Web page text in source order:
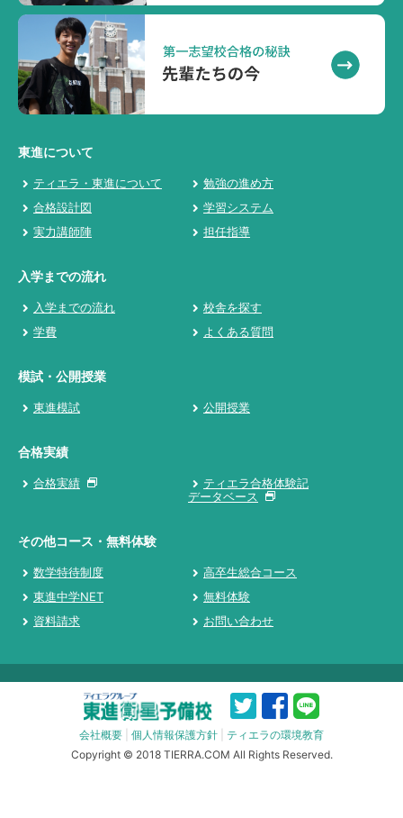
東進について
ティエラ・東進について
勉強の進め方
合格設計図
学習システム
実力講師陣
担任指導
入学までの流れ
入学までの流れ
校舎を探す
学費
よくある質問
模試・公開授業
東進模試 公開授業
合格実績
合格実績
ティエラ合格体験記
データベース
その他コース・無料体験
数学特待制度
高卒生総合コース
東進中学NET
無料体験
資料請求
お問い合わせ
会社概要 個人情報保護方針
ティエラの環境教育
Copyright © 2018 TIERRA.COM All Rights Reserved.